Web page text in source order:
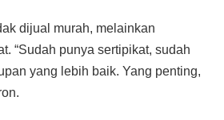
dijual murah, melainkan
“Sudah punya sertipikat, sudah
yang lebih baik. Yang penting,